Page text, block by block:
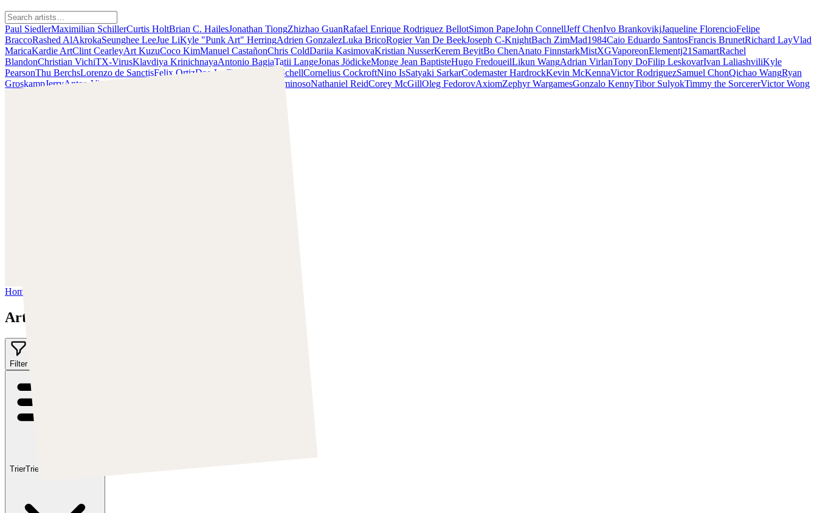
Paul SiedlerMaximilian SchillerCurtis HoltBrian C. HailesJonathan TiongZhizhao GuanRafael Enrique Rodriguez BellotSimon PapeJohn ConnellJeff ChenIvo BrankovikjJaqueline FlorencioFelipe
BraccoRashed AlAkrokaSeunghee LeeJue LiKyle "Punk Art" HerringAdrien GonzalezLuka BricoRogier Van De BeekJoseph C-KnightBach ZimMad1984Caio Eduardo SantosFrancis BrunetRichard LayVlad
MaricaKardie ArtClint CearleyArt KuzuCoco KimManuel CastañonChris ColdDariia KasimovaKristian NusserKerem BeyitBo ChenAnato FinnstarkMistXGVaporeonElementj21 SamartRachel
BlandonChristian VichiTX-VirusKlavdiya KrinichnayaAntonio BagiaTatii LangeJonas JödickeMonge Jean BaptisteHugo FredoueilLikun WangAdrian VirlanTony DoFilip LeskovarIvan LaliashviliKyle
PearsonThu BerchsLorenzo de SanctisFelix OrtizDao Le Trong Ingram SchellCornelius CockroftNino IsSatyaki SarkarCodemaster HardrockKevin McKennaVictor RodriguezSamuel ChonQichao WangRyan
GroskampJerryAnton Vitus Lighting LuminosoNathaniel ReidCorey McGillOleg FedorovAxiomZephyr WargamesGonzalo KennyTibor SulyokTimmy the SorcererVictor Wong
Home
Art Kuzu
Filter
TrierTrier par :